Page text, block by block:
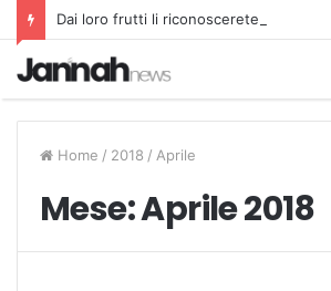
Dai loro frutti li riconoscerete
Home / 2018 / Aprile
Mese:Aprile 2018